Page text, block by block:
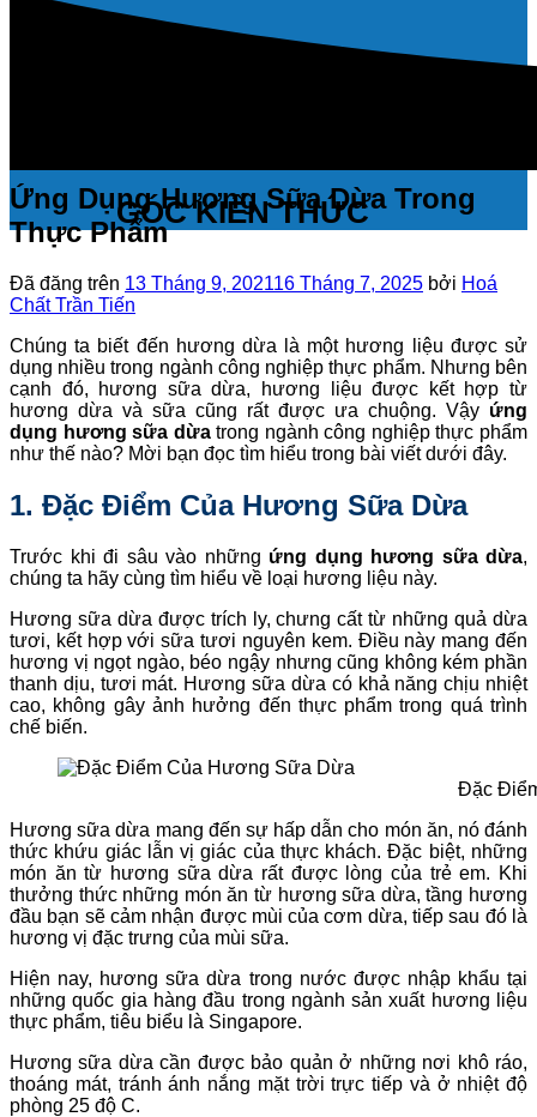
GÓC KIẾN THỨC
Ứng Dụng Hương Sữa Dừa Trong
Thực Phẩm
Đã đăng trên 13 Tháng 9, 202116 Tháng 7, 2025 bởi Hoá
Chất Trần Tiến
Chúng ta biết đến hương dừa là một hương liệu được sử
dụng nhiều trong ngành công nghiệp thực phẩm. Nhưng bên
cạnh đó, hương sữa dừa, hương liệu được kết hợp từ
hương dừa và sữa cũng rất được ưa chuộng. Vậy ứng
dụng hương sữa dừatrong ngành công nghiệp thực phẩm
như thế nào? Mời bạn đọc tìm hiểu trong bài viết dưới đây.
1. Đặc Điểm Của Hương Sữa Dừa
Trước khi đi sâu vào những ứng dụng hương sữa dừa,
chúng ta hãy cùng tìm hiểu về loại hương liệu này.
Hương sữa dừa được trích ly, chưng cất từ những quả dừa
tươi, kết hợp với sữa tươi nguyên kem. Điều này mang đến
hương vị ngọt ngào, béo ngậy nhưng cũng không kém phần
thanh dịu, tươi mát. Hương sữa dừa có khả năng chịu nhiệt
cao, không gây ảnh hưởng đến thực phẩm trong quá trình
chế biến.
Đặc
Hương sữa dừa mang đến sự hấp dẫn cho món ăn, nó đánh
thức khứu giác lẫn vị giác của thực khách. Đặc biệt, những
món ăn từ hương sữa dừa rất được lòng của trẻ em. Khi
thưởng thức những món ăn từ hương sữa dừa, tầng hương
đầu bạn sẽ cảm nhận được mùi của cơm dừa, tiếp sau đó là
hương vị đặc trưng của mùi sữa.
Hiện nay, hương sữa dừa trong nước được nhập khẩu tại
những quốc gia hàng đầu trong ngành sản xuất hương liệu
thực phẩm, tiêu biểu là Singapore.
Hương sữa dừa cần được bảo quản ở những nơi khô ráo,
thoáng mát, tránh ánh nắng mặt trời trực tiếp và ở nhiệt độ
phòng 25 độ C.